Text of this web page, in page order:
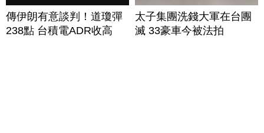
傳伊朗有意談判！道瓊彈
238點 台積電ADR收高
太子集團洗錢大軍在台團
滅 33豪車今被法拍